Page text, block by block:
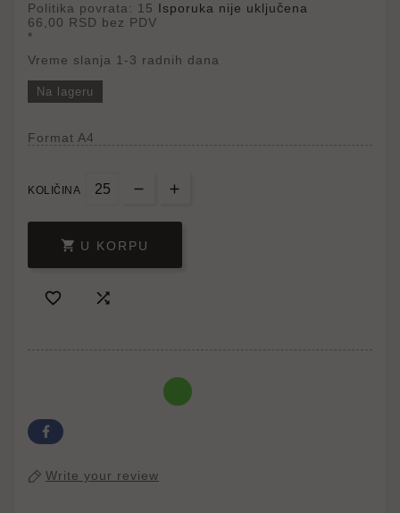
Politika povrata: 15 Isporuka nije uključena
66,00 RSD bez PDV
*
Vreme slanja 1-3 radnih dana
Na lageru
Format A4
KOLIČINA
 U KORPU
 
Write your review